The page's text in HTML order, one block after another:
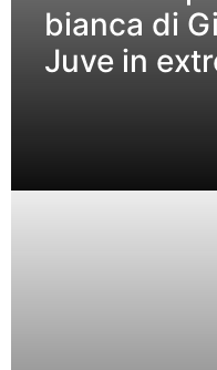
bianca di
Juve in